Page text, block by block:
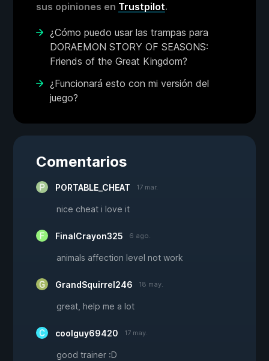
sus opiniones en Trustpilot.
¿Cómo puedo usar las trampas para
DORAEMON STORY OF SEASONS:
Friends of the Great Kingdom?
¿Funcionará esto con mi versión del
juego?
Comentarios
PORTABLE_CHEAT 17 mar.
nice cheat i love it
FinalCrayon325 6 ago.
animals affection level not work
GrandSquirrel246 18 may.
great, help me a lot
coolguy69420 17 may.
good trainer :D